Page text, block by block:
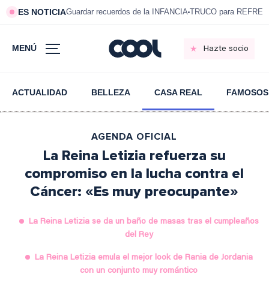
ES NOTICIAGuardar recuerdos de la INFANCIA TRUCO para
MENÚ Hazte socio
ACTUALIDAD BELLEZA CASA REAL FAMOSOS
AGENDA OFICIAL
La Reina Letizia refuerza su
compromiso en la lucha contra el
Cáncer: «Es muy preocupante»
La Reina Letizia se da un baño de masas tras el cumpleaños
del Rey
La Reina Letizia emula el mejor look de Rania de Jordania
con un conjunto muy romántico